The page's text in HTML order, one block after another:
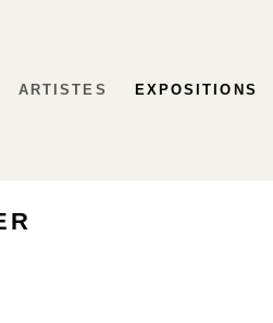
ARTISTES EXPOSITIONS